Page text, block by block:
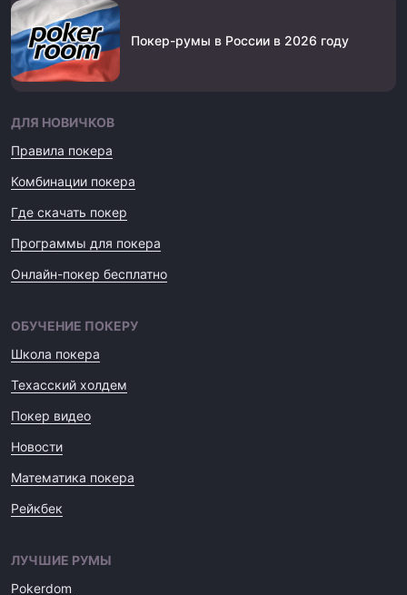
Покер-румы в России в 2026 году
ДЛЯ НОВИЧКОВ
Правила покера
Комбинации покера
Где скачать покер
Программы для покера
Онлайн-покер бесплатно
ОБУЧЕНИЕ ПОКЕРУ
Школа покера
Техасский холдем
Покер видео
Новости
Математика покера
Рейкбек
ЛУЧШИЕ РУМЫ
Pokerdom